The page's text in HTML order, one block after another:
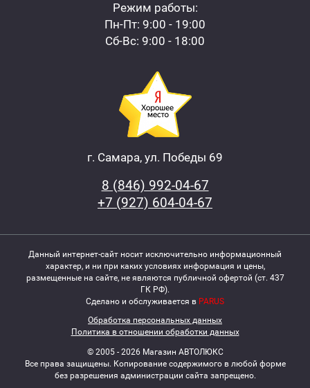
Режим работы:
Пн-Пт: 9:00 - 19:00
Сб-Вс: 9:00 - 18:00
г. Самара, ул. Победы 69
8 (846) 992-04-67
+7 (927) 604-04-67
Данный интернет-сайт носит исключительно информационный
характер, и ни при каких условиях информация и цены,
размещенные на сайте, не являются публичной офертой (ст. 437
ГК РФ).
Сделано и обслуживается в PARUS
Обработка персональных данных
Политика в отношении обработки данных
© 2005 - 2026 Магазин АВТОЛЮКС
Все права защищены. Копирование содержимого в любой форме
без разрешения администрации сайта запрещено.